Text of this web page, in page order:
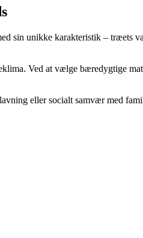
sin unikke karakteristik – træets
Ved at vælge bæredygtige
eller socialt samvær med